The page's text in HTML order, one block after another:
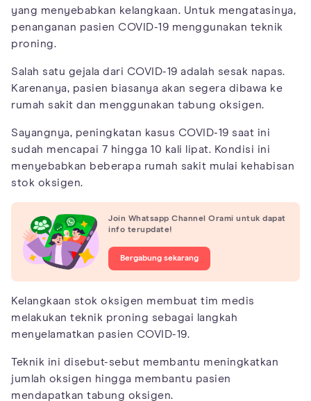
yang menyebabkan kelangkaan. Untuk mengatasinya,
penanganan pasien COVID-19 menggunakan teknik
proning.
Salah satu gejala dari COVID-19 adalah sesak napas.
Karenanya, pasien biasanya akan segera dibawa ke
rumah sakit dan menggunakan tabung oksigen.
Sayangnya, peningkatan kasus COVID-19 saat ini
sudah mencapai 7 hingga 10 kali lipat. Kondisi ini
menyebabkan beberapa rumah sakit mulai kehabisan
stok oksigen.
Join Whatsapp Channel Orami untuk dapat
info terupdate!
Bergabung sekarang
Kelangkaan stok oksigen membuat tim medis
melakukan teknik proning sebagai langkah
menyelamatkan pasien COVID-19.
Teknik ini disebut-sebut membantu meningkatkan
jumlah oksigen hingga membantu pasien
mendapatkan tabung oksigen.